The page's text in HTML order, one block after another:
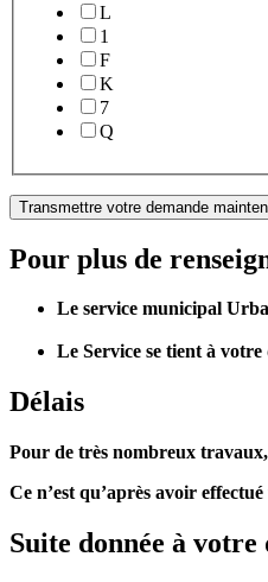
validation
L
1
F
K
7
Q
Transmettre votre demande
Pour plus de
Le service municipal
Le Service se tient à
Délais
Pour de très nombreux
Ce n’est qu’après avoir
Suite donnée à votre